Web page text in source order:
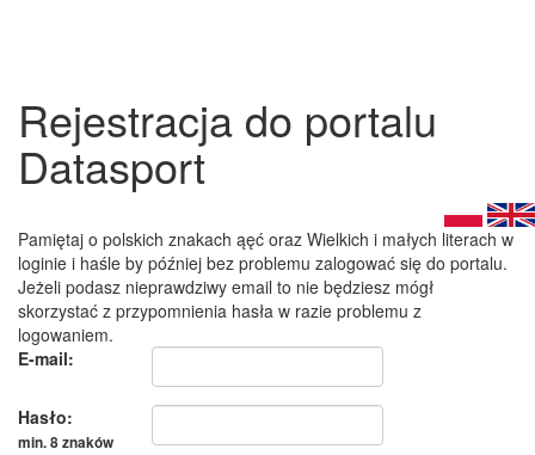
Rejestracja do portalu
Datasport
Pamiętaj o polskich znakach ąęć oraz Wielkich i małych literach w
loginie i haśle by później bez problemu zalogować się do portalu.
Jeżeli podasz nieprawdziwy email to nie będziesz mógł
skorzystać z przypomnienia hasła w razie problemu z
logowaniem.
E-mail:
Hasło:
min. 8 znaków